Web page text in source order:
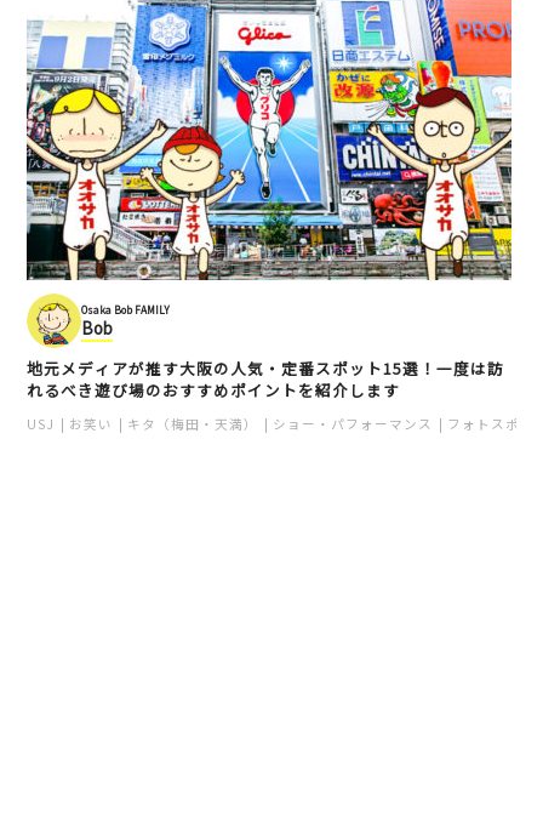
Osaka Bob FAMILY
Bob
地元メディアが推す大阪の人気・定番スポット15選！一度は訪
れるべき遊び場のおすすめポイントを紹介します
USJ お笑い キタ（梅田・天満） ショー・パフォーマンス フォトスポッ